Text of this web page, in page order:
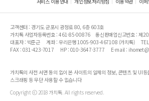
고객센터 : 경기도 군포시 광정로 80, 6층 603호
가치톡 사업자등록번호 : 461-85-00876
통신판매업신고번호 : 제
대표자 : 박준근
계좌 : 우리은행 1005-903-467108 (가치톡)
FAX : 031-423-7017
HP : 010-3647-3777 E-mail :
가치톡의 사전 서면 동의 없이 본 사이트의 일체의 정보, 콘텐츠 및 UI
스크래핑 등 무단 사용할 수 없습니다
Copyright ⓒ 2018 가치톡. All rights reserved.